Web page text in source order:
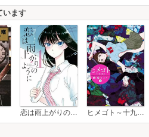
います
恋は雨上がりのように ヒメゴト～十九歳の制服～